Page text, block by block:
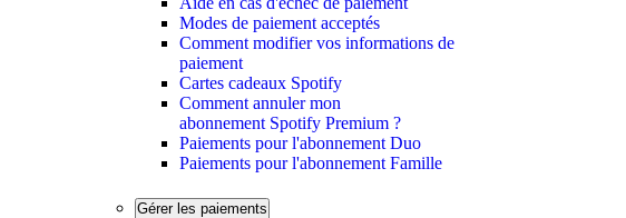
Modes de paiement acceptés
Comment modifier vos informations de
paiement
Cartes cadeaux Spotify
Comment annuler mon
abonnement Spotify Premium ?
Paiements pour l'abonnement Duo
Paiements pour l'abonnement Famille
Gérer les paiements